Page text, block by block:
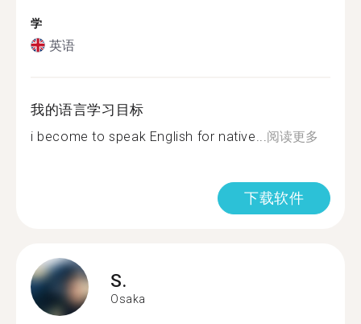
学
英语
我的语言学习目标
i become to speak English for native... 阅读更多
下载软件
S.
Osaka